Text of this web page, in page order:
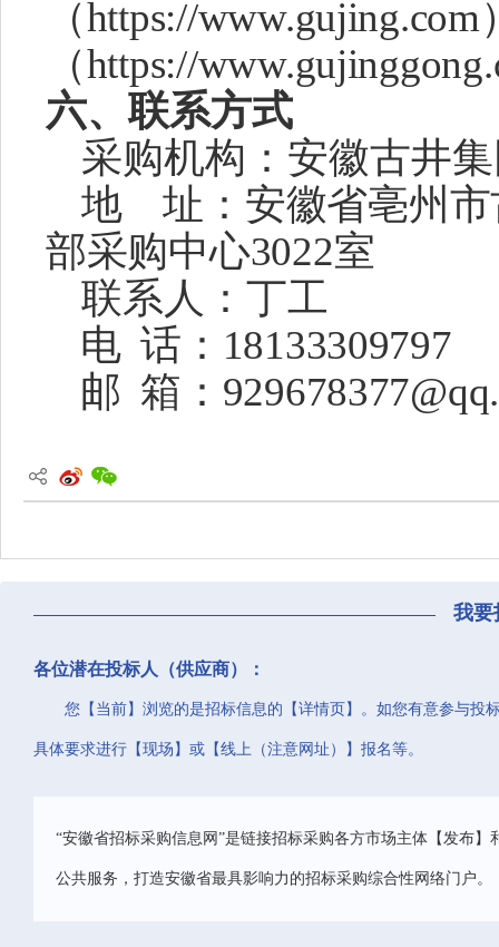
（https://
（https://
六、联系方式
采购机构：安徽古井
地
址： 安徽省亳州
部采购中心3022室
联系人： 丁工
电 话： 18133309797
邮 箱：
我要
各位潜在投标人（供应商）：
您【当前】浏览的是招标信息的【详情页】。如您有意参与投
具体要求进行【现场】或【线上（注意网址）】报名等。
“安徽省招标采购信息网”是链接招标采购各方市场主体【发布
公共服务，打造安徽省最具影响力的招标采购综合性网络门户。